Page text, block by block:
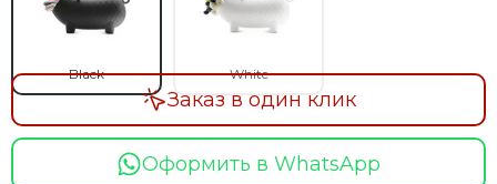
Black White
Оформить в WhatsApp
Заказ в один клик